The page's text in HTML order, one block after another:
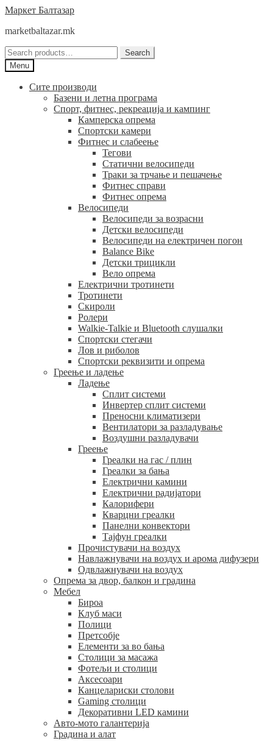
Skip
navigation
Skip
content
Маркет Балтазар
marketbaltazar.mk
Search
for:
Search
Menu
Сите производи
Базени и летна програма
Спорт, фитнес, рекреација и кампинг
Камперска опрема
Спортски камери
Фитнес и слабеење
Тегови
Статични велосипеди
Траки за трчање и пешачење
Фитнес справи
Фитнес опрема
Велосипеди
Велосипеди за возрасни
Детски велосипеди
Велосипеди на електричен погон
Balance Bike
Детски трицикли
Вело опрема
Електрични тротинети
Тротинети
Скироли
Ролери
Walkie-Talkie и Bluetooth слушалки
Спортски стегачи
Лов и риболов
Спортски реквизити и опрема
Греење и ладење
Ладење
Сплит системи
Инвертер сплит системи
Преносни климатизери
Вентилатори за разладување
Воздушни разладувачи
Греење
Греалки на гас / плин
Греалки за бања
Електрични камини
Електрични радијатори
Калорифери
Кварцни греалки
Панелни конвектори
Тајфун греалки
Прочистувачи на воздух
Навлажнувачи на воздух и арома дифузери
Одвлажнувачи на воздух
Опрема за двор, балкон и градина
Мебел
Бироа
Клуб маси
Полици
Претсобје
Елементи за во бања
Столици за масажа
Фотељи и столици
Аксесоари
Канцелариски столови
Gaming столици
Декоративни LED камини
Авто-мото галантерија
Градина и алат